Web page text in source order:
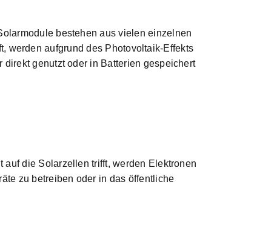
bestehen aus vielen einzelnen
werden aufgrund des Photovoltaik-Effekts
genutzt oder in Batterien gespeichert
die Solarzellen trifft, werden Elektronen
zu betreiben oder in das öffentliche